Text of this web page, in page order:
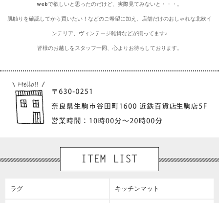
webで欲しいと思ったのだけど、実際見てみないと・・・。
肌触りを確認してから買いたい！などのご希望に加え、店舗だけのおしゃれな北欧イ
ンテリア、ヴィンテージ雑貨などが揃ってます♪
皆様のお越しをスタッフ一同、心よりお待ちしております。
ラグ キッチンマット